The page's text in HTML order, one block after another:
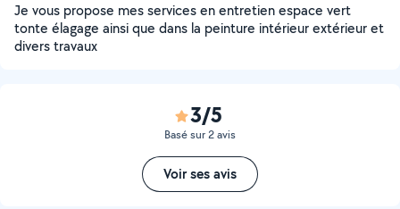
Je vous propose mes services en entretien espace vert
tonte élagage ainsi que dans la peinture intérieur extérieur et
divers travaux
3/5
Basé sur 2 avis
Voir ses avis